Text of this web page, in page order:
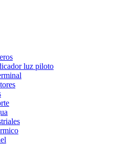
luz piloto